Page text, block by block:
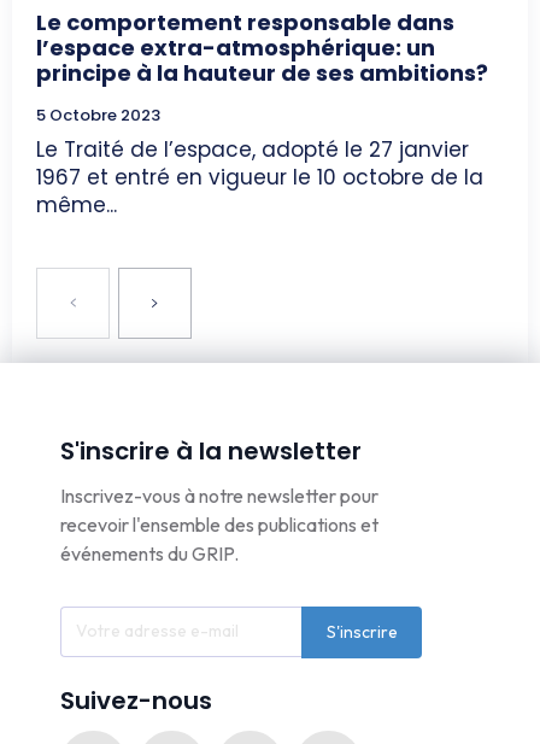
Le comportement responsable dans
l’espace extra-atmosphérique: un
principe à la hauteur de ses ambitions?
5 Octobre 2023
Le Traité de l’espace, adopté le 27 janvier
1967 et entré en vigueur le 10 octobre de la
même...
S'inscrire à la newsletter
Inscrivez-vous à notre newsletter pour
recevoir l'ensemble des publications et
événements du GRIP.
S'inscrire
Suivez-nous